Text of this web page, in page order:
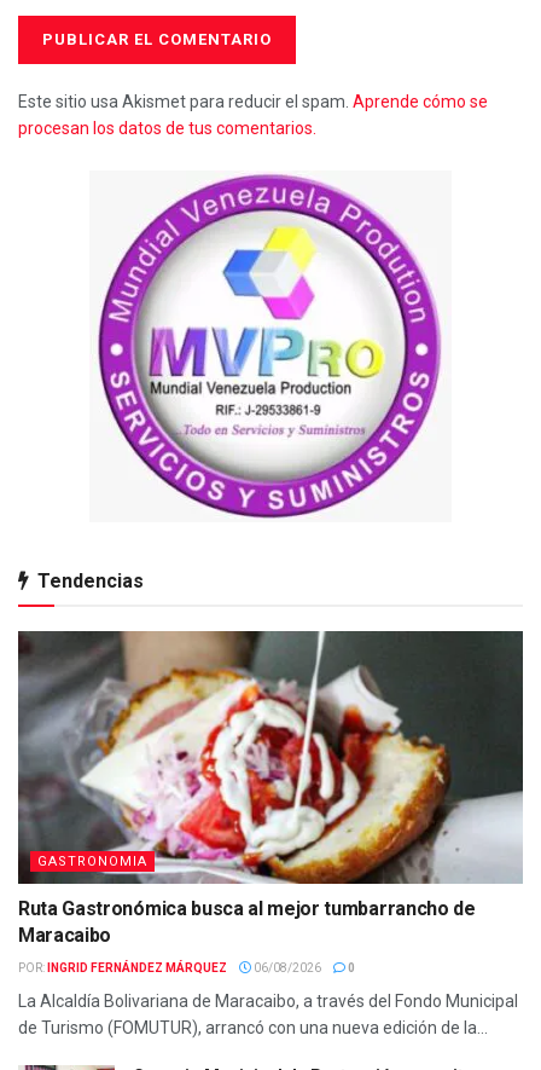
Este sitio usa Akismet para reducir el spam. Aprende cómo se
procesan los datos de tus comentarios.
Tendencias
GASTRONOMIA
Ruta Gastronómica busca al mejor tumbarrancho de
Maracaibo
POR: INGRID FERNÁNDEZ MÁRQUEZ 06/08/2026 0
La Alcaldía Bolivariana de Maracaibo, a través del Fondo Municipal
de Turismo (FOMUTUR), arrancó con una nueva edición de la...